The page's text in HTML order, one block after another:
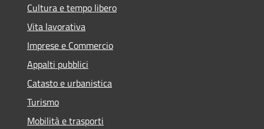
Cultura e tempo libero
Vita lavorativa
Imprese e Commercio
Appalti pubblici
Catasto e urbanistica
Turismo
Mobilità e trasporti